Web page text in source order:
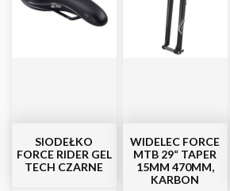
SIODEŁKO
FORCE RIDER GEL
TECH CZARNE
WIDELEC FORCE
MTB 29“ TAPER
15MM 470MM,
KARBON